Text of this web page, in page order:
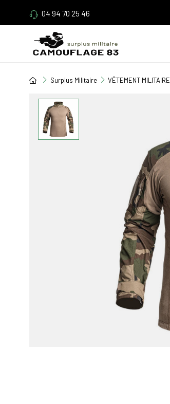
04 94 70 25 46
Surplus Militaire VÊTEMENT MILITAIRE